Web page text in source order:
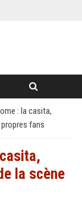
: la casita,
fans
la scène